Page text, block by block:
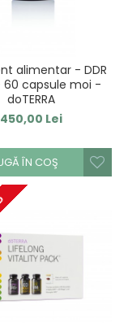
alimentar - DDR
60 capsule moi -
doTERRA
450,00 Lei
ÎN COŞ